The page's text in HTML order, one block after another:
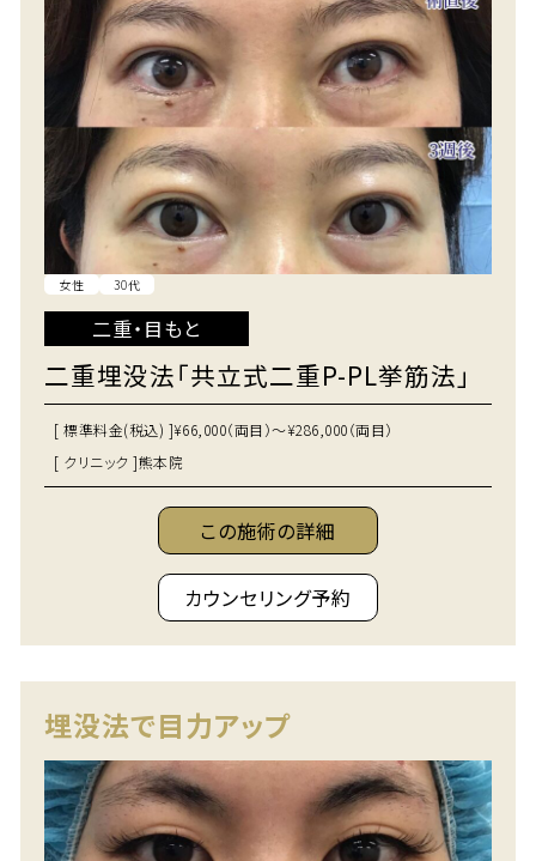
女性 30代
二重・目もと
二重埋没法「共立式二重P-PL挙筋法」
[ 標準料金(税込) ]¥66,000（両目）～¥286,000（両目）
[ クリニック ]熊本院
この施術の詳細
カウンセリング予約
埋没法で目力アップ